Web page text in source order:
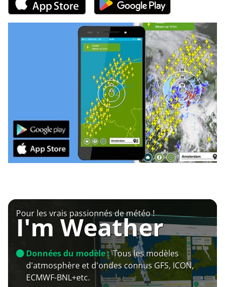
Pour les vrais passionnés de météo !
I'm Weather
Données du modèle : Tous les modèles
d'atmosphère et d'ondes connus GFS, ICON,
ECMWF-BNL+etc.